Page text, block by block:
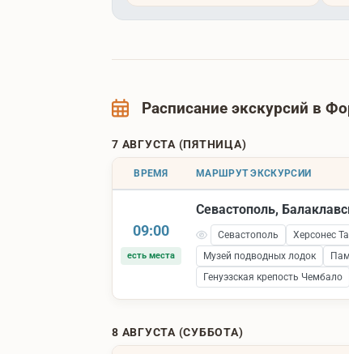
Расписание экскурсий в
7 АВГУСТА (ПЯТНИЦА)
ВРЕМЯ МАРШРУТ ЭКСКУРСИИ
09:00
есть места
Севастополь,
Севастополь Херсонес
Музей подводных лодок
Генуэзская крепость Чембало
8 АВГУСТА (СУББОТА)